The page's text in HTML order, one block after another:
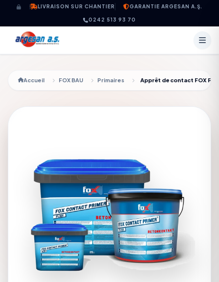
Aller au contenuLIVRAISON SUR CHANTIER GARANTIE ARGESAN A.Ş.
0242 513 93 70
Accueil FOX BAU Primaires Apprêt de contact FOX